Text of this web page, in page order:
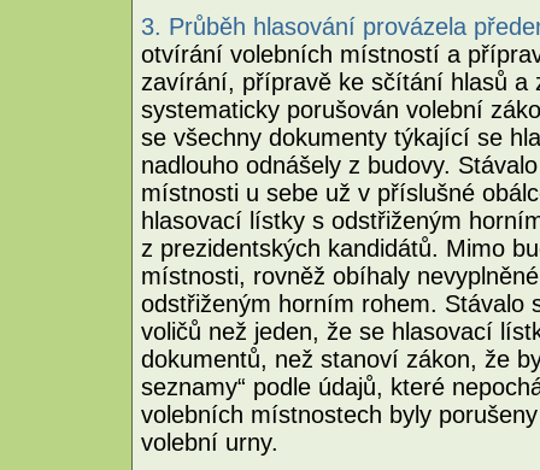
3. Průběh hlasování provázela
otvírání volebních místností a
zavírání, přípravě ke sčítání hlasů a
systematicky porušován volební
se všechny dokumenty týkající se
nadlouho odnášely z budovy.
místnosti u sebe už v příslušné
hlasovací lístky s odstřiženým
z prezidentských kandidátů. Mimo
místnosti, rovněž obíhaly
odstřiženým horním rohem. Stávalo
voličů než jeden, že se hlasovací
dokumentů, než stanoví zákon, že
seznamy“ podle údajů, které
volebních místnostech byly
volební urny.